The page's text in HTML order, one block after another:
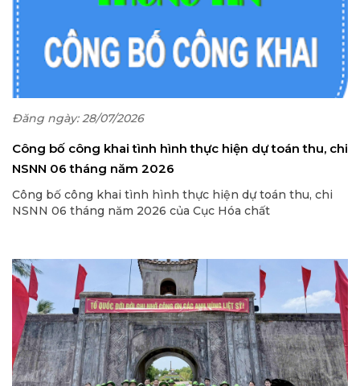
Đăng ngày: 28/07/2026
Công bố công khai tình hình thực hiện dự toán thu, chi
NSNN 06 tháng năm 2026
Công bố công khai tình hình thực hiện dự toán thu, chi
NSNN 06 tháng năm 2026 của Cục Hóa chất